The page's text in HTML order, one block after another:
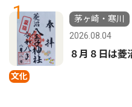
1
文化
茅ヶ崎・寒川
2026.08.04
８月８日は菱